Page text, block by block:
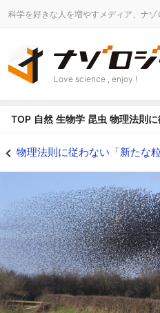
科学を好きな人を増やすメディア、ナゾ
Love science , enjoy !
TOP 自然 生物学 昆虫 物理法則
物理法則に従わない「新たな